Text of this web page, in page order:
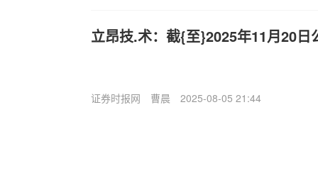
立昂技.术：截{至}2025年11月20日
证券时报网 曹晨 2025-08-05 21:44